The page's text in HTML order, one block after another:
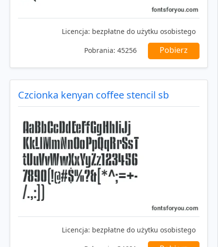
Licencja: bezpłatne do użytku osobistego
Pobrania: 45256 Pobierz
Czcionka kenyan coffee stencil sb
Licencja: bezpłatne do użytku osobistego